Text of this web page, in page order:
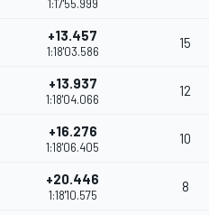
1:17'55.999
+13.457
1:18'03.586
15
+13.937
1:18'04.066
12
+16.276
1:18'06.405
10
+20.446
1:18'10.575
8